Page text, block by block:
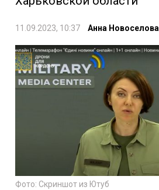
11.09.2023, 10:37 Анна Новоселова
Фото: Скриншот из Ютуб